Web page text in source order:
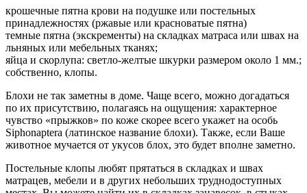
крошечные пятна крови на подушке или постельных
принадлежностях (ржавые или красноватые пятна)
темные пятна (экскременты) на складках матраса или швах на
льняных или мебельных тканях;
яйца и скорлупа: светло-желтые шкурки размером около 1 мм.;
собственно, клопы.
Блохи не так заметны в доме. Чаще всего, можно догадаться
по их присутствию, полагаясь на ощущения: характерное
чувство «прыжков» по коже скорее всего укажет на особь
Siphonaptera (латинское название блохи). Также, если Ваше
животное мучается от укусов блох, это будет вполне заметно.
Постельные клопы любят прятаться в складках и швах
матрацев, мебели и в других небольших труднодоступных